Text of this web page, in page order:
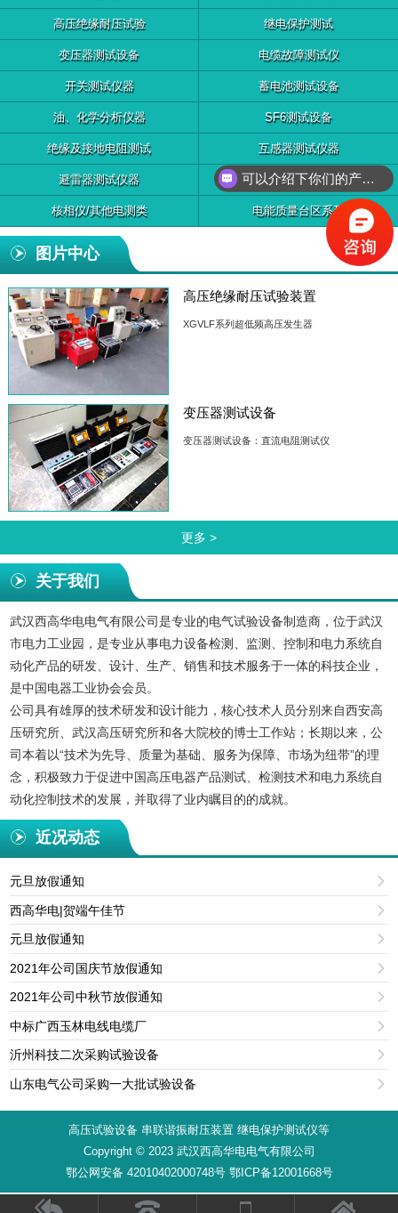
高压绝缘耐压试验 继电保护测试
变压器测试设备 电缆故障测试仪
开关测试仪器 蓄电池测试设备
油、化学分析仪器 SF6测试设备
绝缘及接地电阻测试 互感器测试仪器
避雷器测试仪器 无功补偿装置检测
核相仪/其他电测类 电能质量台区系列
图片中心
高压绝缘耐压试验装置
XGVLF系列超低频高压发生器
变压器测试设备
变压器测试设备：直流电阻测试仪
更多 >
关于我们
武汉西高华电电气有限公司是专业的电气试验设备制造商，位于武汉
市电力工业园，是专业从事电力设备检测、监测、控制和电力系统自
动化产品的研发、设计、生产、销售和技术服务于一体的科技企业，
是中国电器工业协会会员。
公司具有雄厚的技术研发和设计能力，核心技术人员分别来自西安高
压研究所、武汉高压研究所和各大院校的博士工作站；长期以来，公
司本着以“技术为先导、质量为基础、服务为保障、市场为纽带”的理
念，积极致力于促进中国高压电器产品测试、检测技术和电力系统自
动化控制技术的发展，并取得了业内瞩目的的成就。
近况动态
元旦放假通知 
西高华电|贺端午佳节 
元旦放假通知 
2021年公司国庆节放假通知 
2021年公司中秋节放假通知 
中标广西玉林电线电缆厂 
沂州科技二次采购试验设备 
山东电气公司采购一大批试验设备 
高压试验设备 串联谐振耐压装置 继电保护测试仪等
Copyright © 2023 武汉西高华电电气有限公司
鄂公网安备 42010402000748号 鄂ICP备12001668号
可以介绍下你们的产品么？